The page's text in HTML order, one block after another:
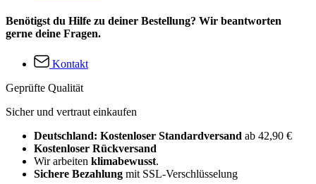
Benötigst du Hilfe zu deiner Bestellung? Wir beantworten
gerne deine Fragen.
Kontakt
Geprüfte Qualität
Sicher und vertraut einkaufen
Deutschland: Kostenloser Standardversand ab 42,90 €
Kostenloser Rückversand
Wir arbeiten klimabewusst.
Sichere Bezahlung mit SSL-Verschlüsselung